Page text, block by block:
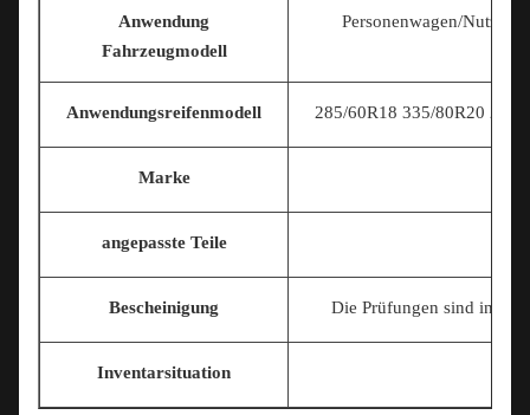
Anwendung
Fahrzeugmodell
Personenwagen/
Anwendungsreifenmodell 285/60R18 335/80R20
Marke
angepasste Teile
Bescheinigung Die Prüfungen sind in der
Inventarsituation